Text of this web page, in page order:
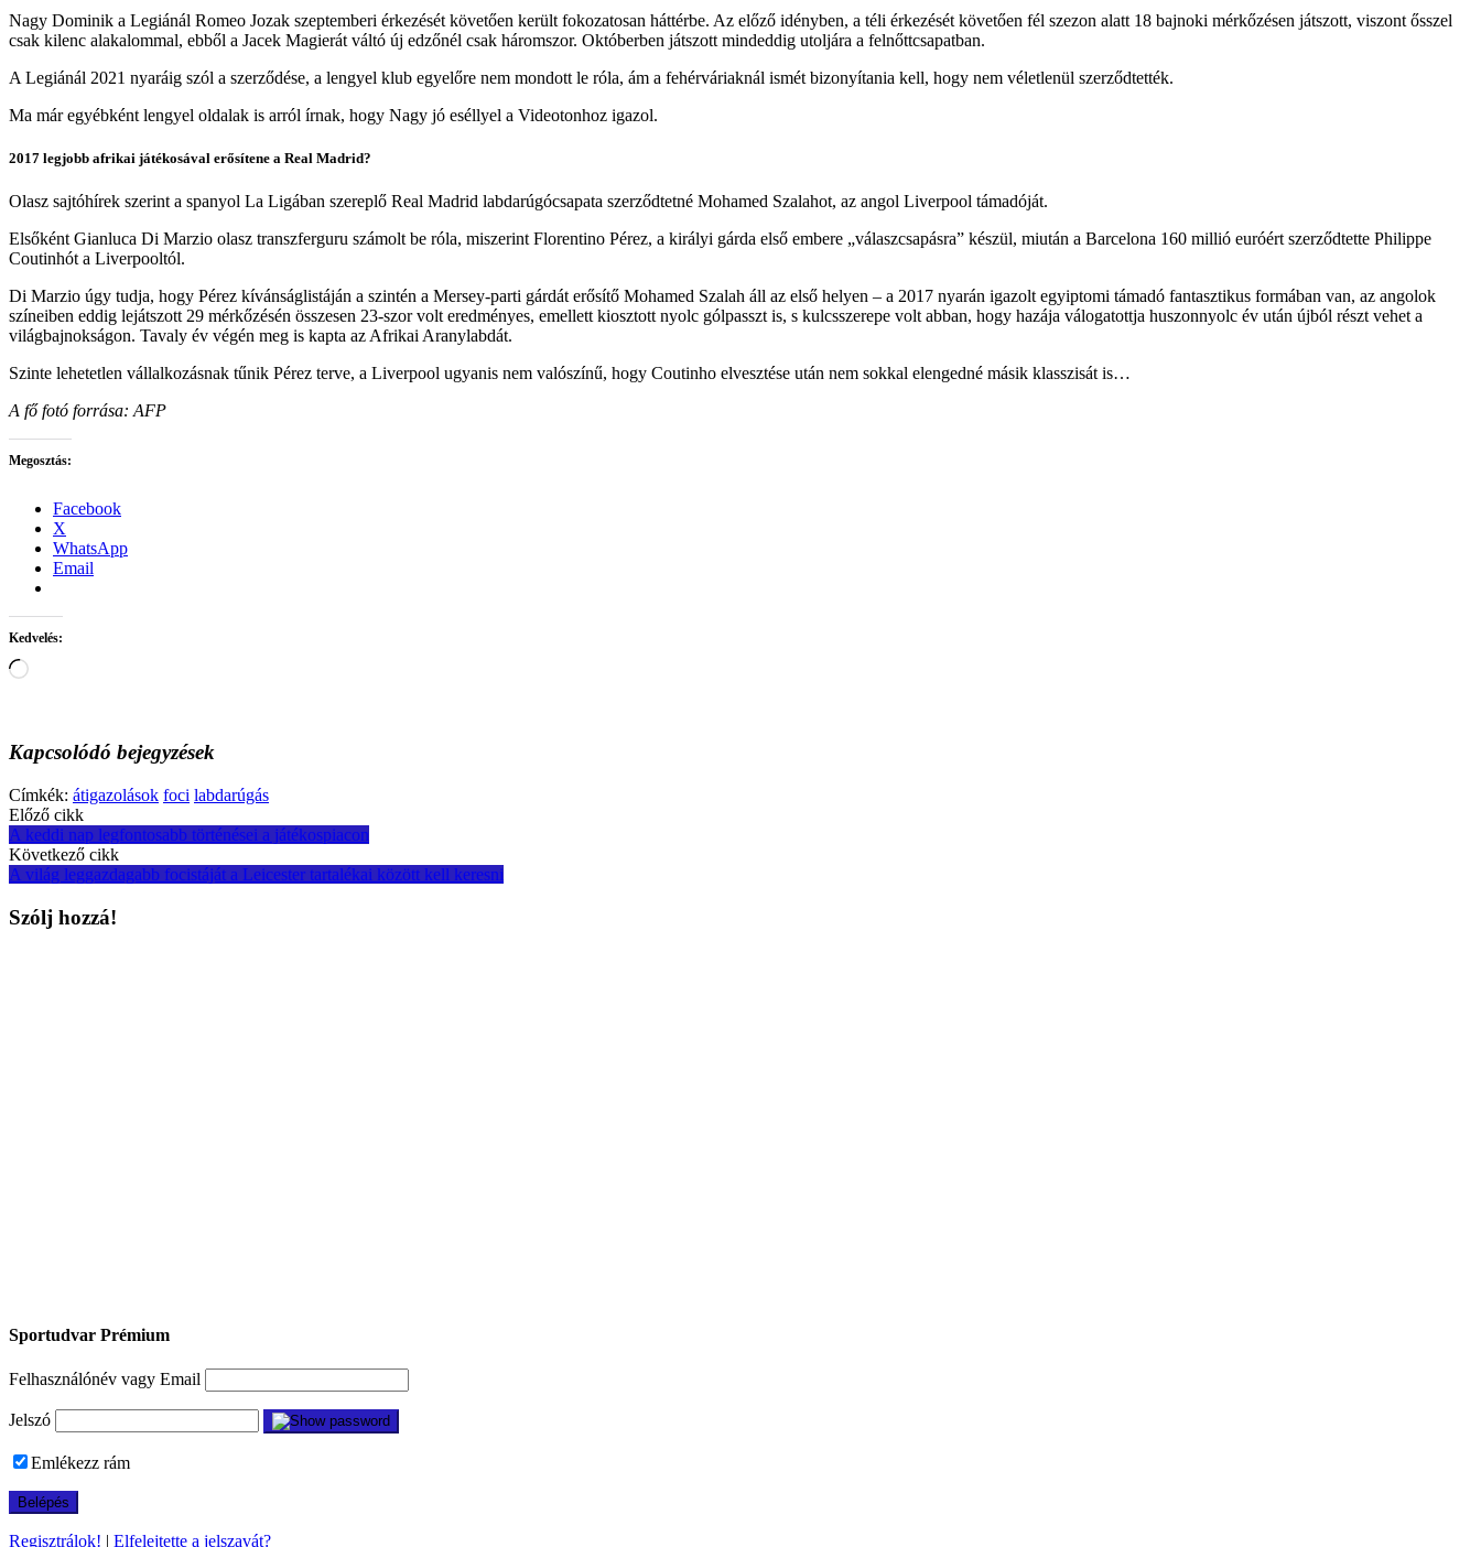
Nagy Dominik a Legiánál Romeo Jozak szeptemberi érkezését követően került fokozatosan háttérbe. Az előző idényben, a téli érkezését követően fél szezon alatt 18 bajnoki mérkőzésen játszott, viszont ősszel
csak kilenc alakalommal, ebből a Jacek Magierát váltó új edzőnél csak háromszor. Októberben játszott mindeddig utoljára a felnőttcsapatban.
A Legiánál 2021 nyaráig szól a szerződése, a lengyel klub egyelőre nem mondott le róla, ám a fehérváriaknál ismét bizonyítania kell, hogy nem véletlenül szerződtették.
Ma már egyébként lengyel oldalak is arról írnak, hogy Nagy jó eséllyel a Videotonhoz igazol.
2017 legjobb afrikai játékosával erősítene a Real Madrid?
Olasz sajtóhírek szerint a spanyol La Ligában szereplő Real Madrid labdarúgócsapata szerződtetné Mohamed Szalahot, az angol Liverpool támadóját.
Elsőként Gianluca Di Marzio olasz transzferguru számolt be róla, miszerint Florentino Pérez, a királyi gárda első embere „válaszcsapásra” készül, miután a Barcelona 160 millió euróért szerződtette Philippe
Coutinhót a Liverpooltól.
Di Marzio úgy tudja, hogy Pérez kívánságlistáján a szintén a Mersey-parti gárdát erősítő Mohamed Szalah áll az első helyen – a 2017 nyarán igazolt egyiptomi támadó fantasztikus formában van, az angolok
színeiben eddig lejátszott 29 mérkőzésén összesen 23-szor volt eredményes, emellett kiosztott nyolc gólpasszt is, s kulcsszerepe volt abban, hogy hazája válogatottja huszonnyolc év után újból részt vehet a
világbajnokságon. Tavaly év végén meg is kapta az Afrikai Aranylabdát.
Szinte lehetetlen vállalkozásnak tűnik Pérez terve, a Liverpool ugyanis nem valószínű, hogy Coutinho elvesztése után nem sokkal elengedné másik klasszisát is…
A fő fotó forrása: AFP
Megosztás:
Facebook
X
WhatsApp
Email
Kedvelés:
Loading…
Kapcsolódó bejegyzések
Címkék: átigazolások foci labdarúgás
Post
navigation
Előző cikk
A keddi nap legfontosabb történései a játékospiacon
Következő cikk
A világ leggazdagabb focistáját a Leicester tartalékai között kell keresni
Szólj hozzá!
Sportudvar Prémium
Felhasználónév vagy Email
Jelszó
Emlékezz rám
Regisztrálok! | Elfelejtette a jelszavát?